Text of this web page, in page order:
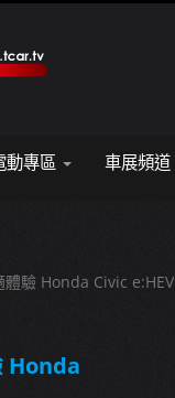
動專區 車展頻道
驗 Honda Civic e:HEV
Honda